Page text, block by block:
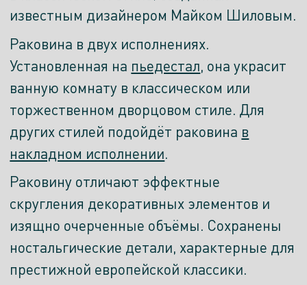
известным дизайнером Майком Шиловым.
Раковина в двух исполнениях.
Установленная на пьедестал, она украсит
ванную комнату в классическом или
торжественном дворцовом стиле. Для
других стилей подойдёт раковина в
накладном исполнении.
Раковину отличают эффектные
скругления декоративных элементов и
изящно очерченные объёмы. Сохранены
ностальгические детали, характерные для
престижной европейской классики.